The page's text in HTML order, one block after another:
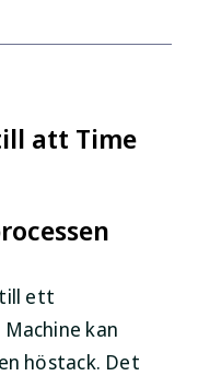
att Time
ett
kan
höstack. Det